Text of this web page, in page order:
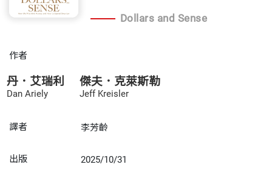
Dollars and Sense
作者
丹．艾瑞利
Dan Ariely
傑夫．克萊斯勒
Jeff Kreisler
譯者 李芳齡
出版 2025/10/31